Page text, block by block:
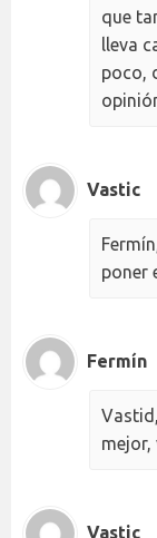
que
lleva
poco,
Vastic
poner
Fermín
Vastic